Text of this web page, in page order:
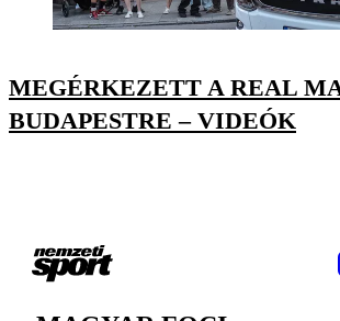
MEGÉRKEZETT A REAL
BUDAPESTRE – VIDEÓK